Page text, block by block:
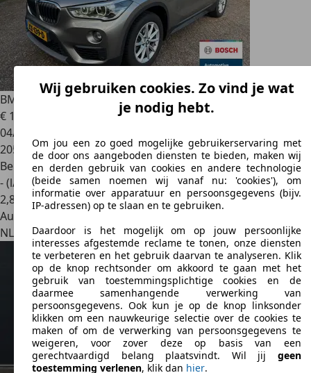
BMW X1
sDrive18i Executive
€ 12.990
04/2019
205.945 km
Benzine
- (l/100 km)
2,8
Autobedrijf
NL 7891 GMKlazienaveen
Wij gebruiken cookies. Zo vind je wat
je nodig hebt.
Om jou een zo goed mogelijke gebruikerservaring met
de door ons aangeboden diensten te bieden, maken wij
en derden gebruik van cookies en andere technologie
(beide samen noemen wij vanaf nu: 'cookies'), om
informatie over apparatuur en persoonsgegevens (bijv.
IP-adressen) op te slaan en te gebruiken.
Daardoor is het mogelijk om op jouw persoonlijke
interesses afgestemde reclame te tonen, onze diensten
te verbeteren en het gebruik daarvan te analyseren. Klik
op de knop rechtsonder om akkoord te gaan met het
gebruik van toestemmingsplichtige cookies en de
daarmee samenhangende verwerking van
persoonsgegevens. Ook kun je op de knop linksonder
klikken om een nauwkeurige selectie over de cookies te
maken of om de verwerking van persoonsgegevens te
weigeren, voor zover deze op basis van een
gerechtvaardigd belang plaatsvindt. Wil jij geen
toestemming verlenen, klik dan hier.